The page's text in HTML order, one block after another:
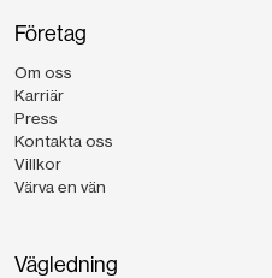
Företag
Om oss
Karriär
Press
Kontakta oss
Villkor
Värva en vän
Vägledning